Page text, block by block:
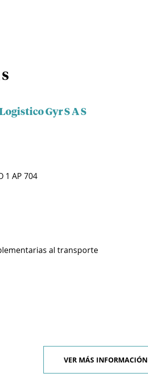
Gyr S A S
1 AP 704
al transporte
VER MÁS INFORMACIÓN